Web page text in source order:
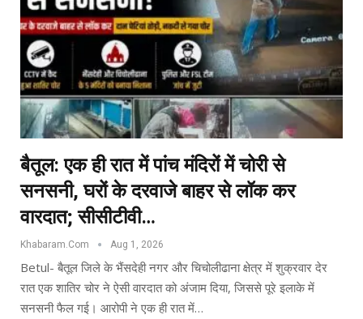
बैतूल: एक ही रात में पांच मंदिरों में चोरी से
सनसनी, घरों के दरवाजे बाहर से लॉक कर
वारदात; सीसीटीवी…
Khabaram.Com Aug 1, 2026
Betul- बैतूल जिले के भैंसदेही नगर और चिचोलीढाना क्षेत्र में शुक्रवार देर
रात एक शातिर चोर ने ऐसी वारदात को अंजाम दिया, जिससे पूरे इलाके में
सनसनी फैल गई। आरोपी ने एक ही रात में…